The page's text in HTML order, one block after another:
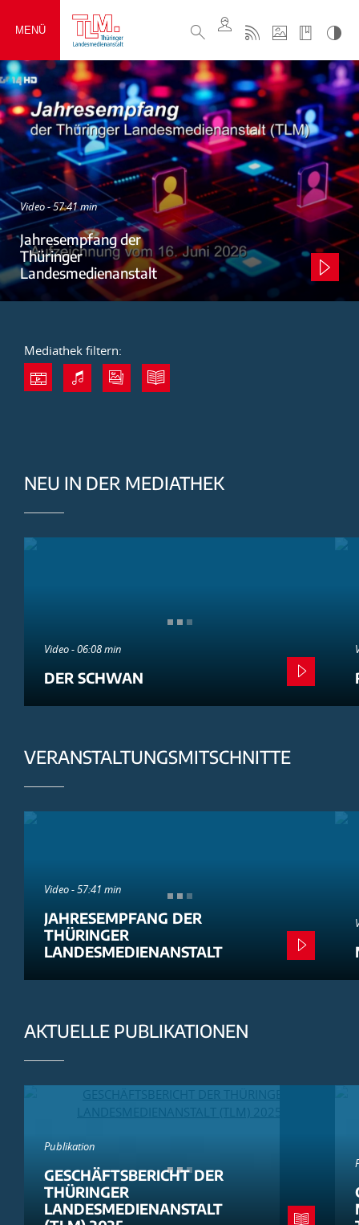
MENÜ
Video - 57:41 min
Jahresempfang der
Thüringer
Landesmedienanstalt
Mediathek filtern:
NEU IN DER MEDIATHEK
Video - 06:08 min
DER SCHWAN
VERANSTALTUNGSMITSCHNITTE
Video - 57:41 min
JAHRESEMPFANG DER
THÜRINGER
LANDESMEDIENANSTALT
AKTUELLE PUBLIKATIONEN
Publikation
GESCHÄFTSBERICHT DER
THÜRINGER
LANDESMEDIENANSTALT